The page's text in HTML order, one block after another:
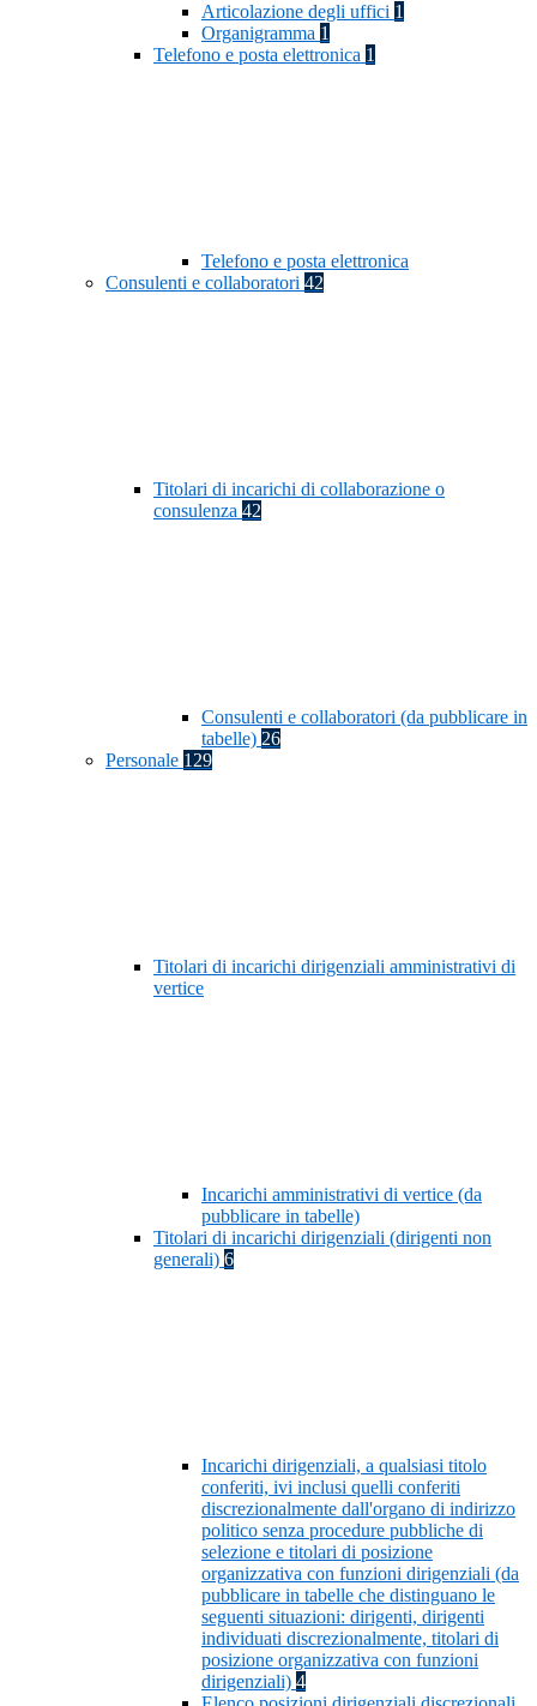
Articolazione degli uffici 1
Organigramma 1
Telefono e posta elettronica 1
Telefono e posta elettronica
Consulenti e collaboratori 42
Titolari di incarichi di collaborazione o
consulenza 42
Consulenti e collaboratori (da pubblicare in
tabelle) 26
Personale 129
Titolari di incarichi dirigenziali amministrativi di
vertice
Incarichi amministrativi di vertice (da
pubblicare in tabelle)
Titolari di incarichi dirigenziali (dirigenti non
generali) 6
Incarichi dirigenziali, a qualsiasi titolo
conferiti, ivi inclusi quelli conferiti
discrezionalmente dall'organo di indirizzo
politico senza procedure pubbliche di
selezione e titolari di posizione
organizzativa con funzioni dirigenziali (da
pubblicare in tabelle che distinguano le
seguenti situazioni: dirigenti, dirigenti
individuati discrezionalmente, titolari di
posizione organizzativa con funzioni
dirigenziali) 4